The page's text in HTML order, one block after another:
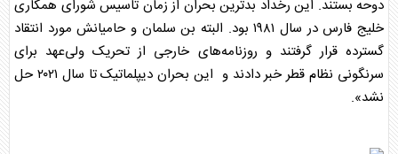
دوحه بستند. این رخداد بدترین بحران از زمان تاسیس شورای همکاری
خلیج فارس در سال ۱۹۸۱ بود. البته
بن سلمان و حامیانش مورد انتقاد
گسترده قرار گرفتند و روزنامه‌های خارجی از تحریک ولی‌عهد برای
سرنگونی نظام قطر خبر دادند و این بحران دیپلماتیک تا سال ۲۰۲۱ حل
نشد».